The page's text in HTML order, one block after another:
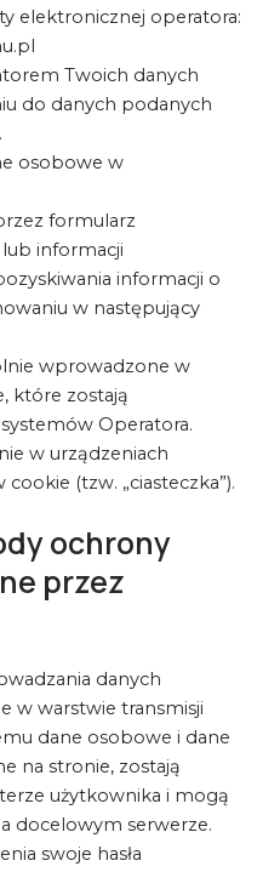
elektronicznej operatora:
Twoich danych
do danych podanych
osobowe w
formularz
informacji
informacji o
w następujący
wprowadzone w
które zostają
Operatora.
w urządzeniach
(tzw. „ciasteczka”).
ochrony
przez
danych
w warstwie transmisji
dane osobowe i dane
na stronie, zostają
użytkownika i mogą
docelowym serwerze.
swoje hasła